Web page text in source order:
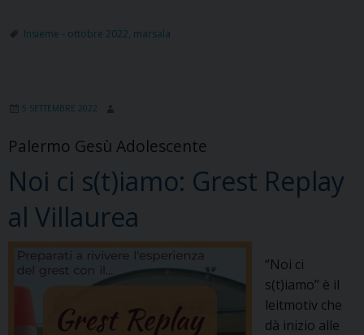
sospeso
Insieme - ottobre 2022 marsala
5 SETTEMBRE 2022
Palermo Gesù Adolescente
Noi ci s(t)iamo: Grest Replay
al Villaurea
“Noi ci
s(t)iamo” è il
leitmotiv che
dà inizio alle